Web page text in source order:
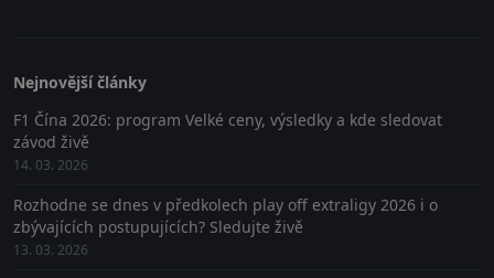
Nejnovější články
F1 Čína 2026: program Velké ceny, výsledky a kde sledovat
závod živě
14. 03. 2026
Rozhodne se dnes v předkolech play off extraligy 2026 i o
zbývajících postupujících? Sledujte živě
13. 03. 2026